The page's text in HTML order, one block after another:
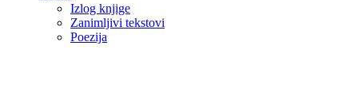
Izlog knjige
Zanimljivi tekstovi
Poezija